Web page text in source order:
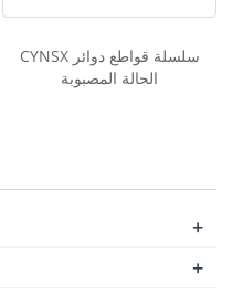
CYNSX سلسلة قواطع دوائر
الحالة المصبوبة
+
+